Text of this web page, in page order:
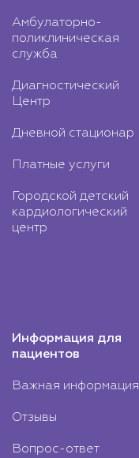
Амбулаторно-
поликлиническая
служба
Диагностический
Центр
Дневной стационар
Платные услуги
Городской детский
кардиологический
центр
Информация для
пациентов
Важная информация
Отзывы
Вопрос-ответ